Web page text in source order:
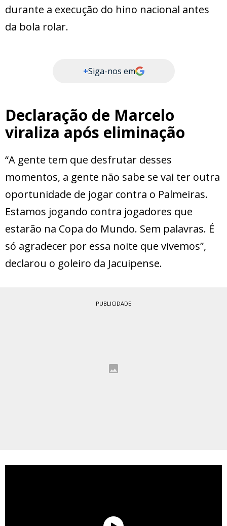
durante a execução do hino nacional antes
da bola rolar.
+Siga-nos em
Declaração de Marcelo
viraliza após eliminação
“A gente tem que desfrutar desses
momentos, a gente não sabe se vai ter outra
oportunidade de jogar contra o Palmeiras.
Estamos jogando contra jogadores que
estarão na Copa do Mundo. Sem palavras. É
só agradecer por essa noite que vivemos”,
declarou o goleiro da Jacuipense.
PUBLICIDADE